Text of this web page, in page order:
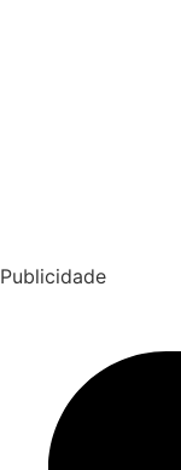
Publicidade